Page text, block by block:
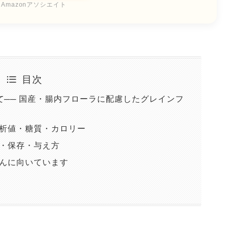
Amazonアソシエイト
目次
── 国産・腸内フローラに配慮したグレインフ
値・糖質・カロリー
保存・与え方
に向いています